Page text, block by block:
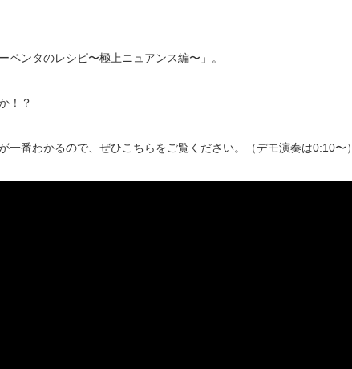
ペンタのレシピ〜極上ニュアンス編〜」。
！？
一番わかるので、ぜひこちらをご覧ください。（デモ演奏は0:10〜）